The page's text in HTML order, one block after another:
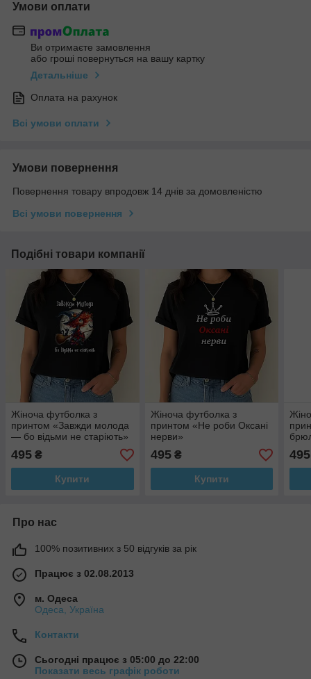
Умови оплати
Ви отримаєте замовлення
або гроші повернуться на вашу картку
Детальніше
Оплата на рахунок
Всі умови оплати
Умови повернення
Повернення товару впродовж 14 днів за домовленістю
Всі умови повернення
Подібні товари компанії
Жіноча футболка з
принтом «Завжди молода
— бо відьми не старіють»
495 ₴
Купити
Жіноча футболка з
принтом «Не роби Оксані
нерви»
495₴
Купити
495
Про нас
100% позитивних з 50 відгуків за рік
Працює з 02.08.2013
м. Одеса
Одеса, Україна
Контакти
Сьогодні працює з 05:00 до 22:00
Показати весь графік роботи